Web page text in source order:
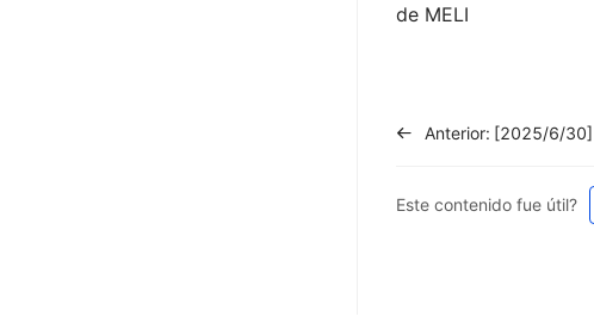
de MELI
Anterior:
Este contenido fue útil?